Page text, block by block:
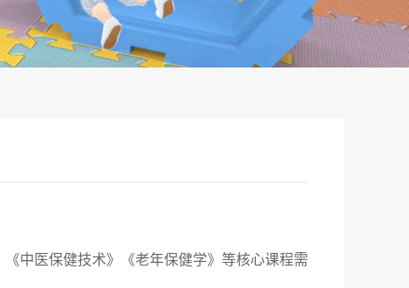
中医保健技术》《老年保健学》等核心课程需